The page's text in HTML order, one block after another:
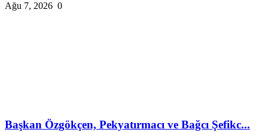
Ağu 7, 2026 0
Başkan Özgökçen, Pekyatırmacı ve Bağcı Şefikc...